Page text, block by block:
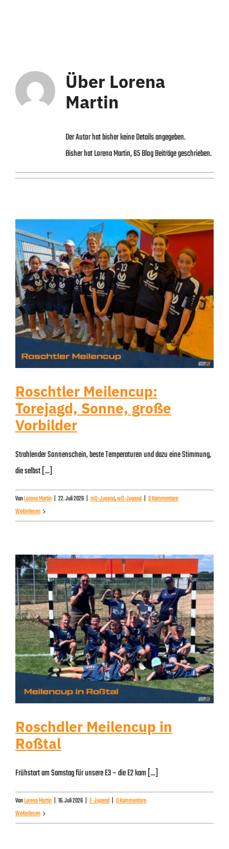
Über Lorena
Martin
Der Autor hat bisher keine Details angegeben.
Bisher hat Lorena Martin, 65 Blog Beiträge geschrieben.
Roschtler Meilencup:
Torejagd, Sonne, große
Vorbilder
Strahlender Sonnenschein, beste Temperaturen und dazu eine Stimmung,
die selbst [...]
VonLorena Martin | 22. Juli 2026 | mD-Jugend,wD-Jugend | 0 Kommentare
Weiterlesen
Roschdler Meilencup in
Roßtal
Frühstart am Samstag für unsere E3 – die E2 kam [...]
VonLorena Martin | 16. Juli 2026 | E-Jugend | 0 Kommentare
Weiterlesen